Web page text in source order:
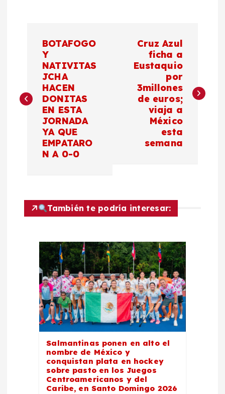
e
BOTAFOGO
Y
NATIVITAS
JCHA
HACEN
DONITAS
EN ESTA
JORNADA
YA QUE
EMPATARO
N A 0-0
Cruz Azul
ficha a
Eustaquio
por
3millones
de euros;
viaja a
México
esta
semana
También te podría interesar:
Salmantinas ponen en alto el
nombre de México y
conquistan plata en hockey
sobre pasto en los Juegos
Centroamericanos y del
Caribe, en Santo Domingo 2026